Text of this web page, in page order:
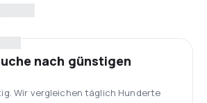
nach günstigen
Wir vergleichen täglich Hunderte